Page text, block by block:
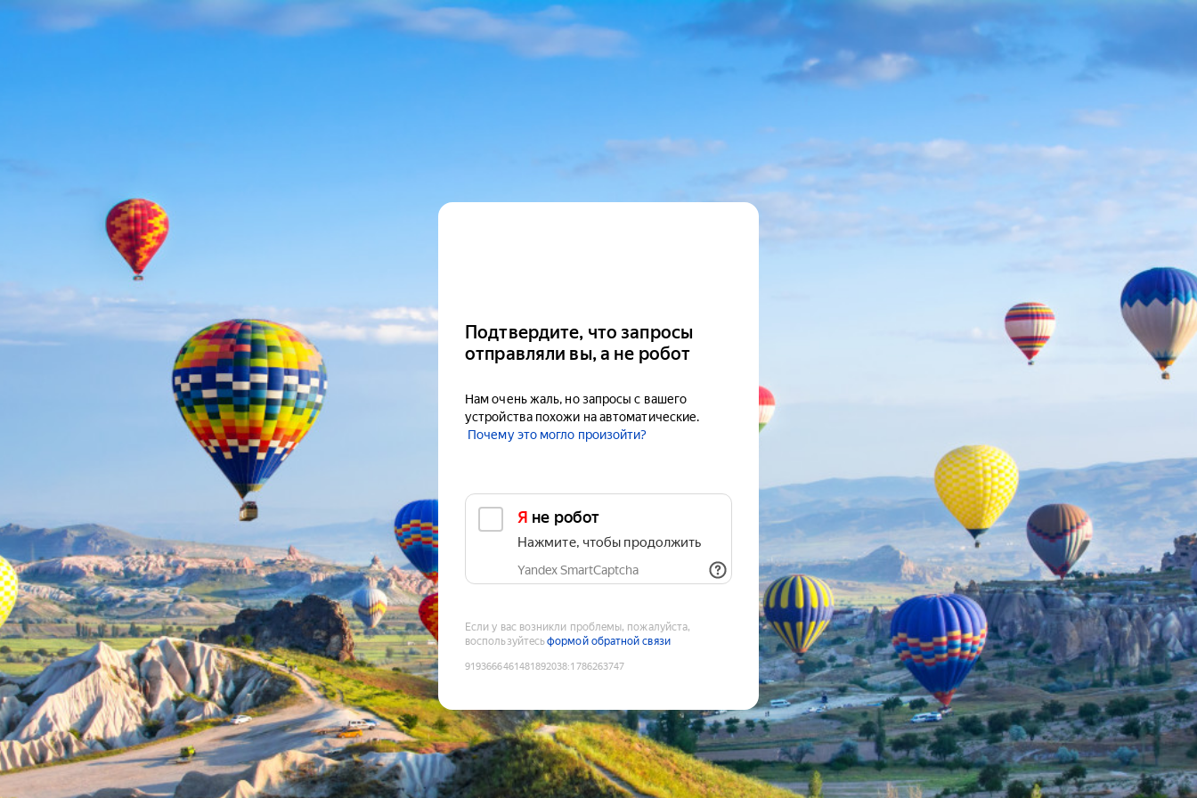
Подтвердите, что запросы
отправляли вы, а не робот
Нам очень жаль, но запросы с вашего
устройства похожи на автоматические.
Почему это могло произойти?
Я не робот
Нажмите, чтобы продолжить
Yandex SmartCaptcha
Если у вас возникли проблемы, пожалуйста,
воспользуйтесьформой обратной связи
9193666461481892038:1786263747